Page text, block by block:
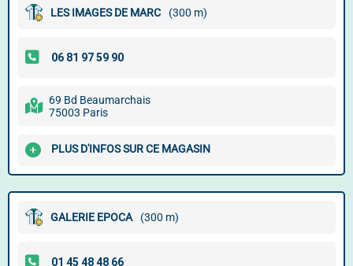
LES IMAGES DE MARC (300 m)
69 Bd Beaumarchais
75003 Paris
PLUS D'INFOS SUR CE MAGASIN
GALERIE EPOCA (300 m)